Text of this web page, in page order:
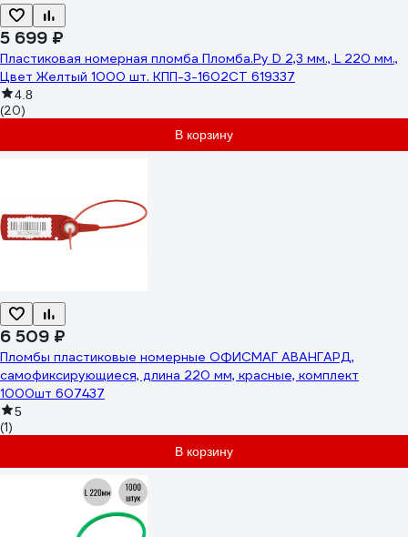
5 699 ₽
Пластиковая номерная пломба Пломба.Ру D 2,3 мм., L 220 мм.,
Цвет Желтый 1000 шт. КПП-3-1602СТ 619337
4.8
(20)
В корзину
6 509 ₽
Пломбы пластиковые номерные ОФИСМАГ АВАНГАРД,
самофиксирующиеся, длина 220 мм, красные, комплект
1000шт 607437
5
(1)
В корзину